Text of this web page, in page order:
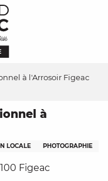
à l'Arrosoir Figeac
à
LOCALE PHOTOGRAPHIE
Figeac